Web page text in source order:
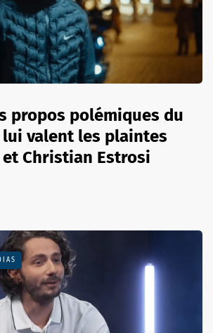
propos polémiques du
valent les plaintes
et Christian Estrosi